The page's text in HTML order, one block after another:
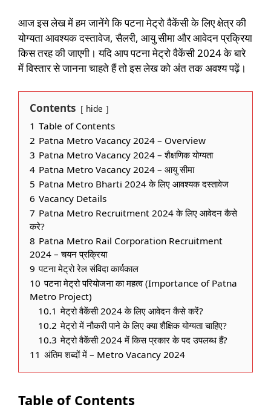
आज इस लेख में हम जानेंगे कि पटना मेट्रो वैकेंसी के लिए क्षेत्र की
योग्यता आवश्यक दस्तावेज, सैलरी, आयु सीमा और आवेदन प्रक्रिया
किस तरह की जाएगी। यदि आप पटना मेट्रो वैकेंसी 2024 के बारे
में विस्तार से जानना चाहते हैं तो इस लेख को अंत तक अवश्य पढ़ें।
Contents hide
1 Table of Contents
2 Patna Metro Vacancy 2024 – Overview
3 Patna Metro Vacancy 2024 – शैक्षणिक योग्यता
4 Patna Metro Vacancy 2024 – आयु सीमा
5 Patna Metro Bharti 2024 के लिए आवश्यक दस्तावेज
6 Vacancy Details
7 Patna Metro Recruitment 2024 के लिए आवेदन कैसे
करे?
8 Patna Metro Rail Corporation Recruitment
2024 – चयन प्रक्रिया
9 पटना मेट्रो रेल संविदा कार्यकाल
10 पटना मेट्रो परियोजना का महत्व (Importance of Patna
Metro Project)
10.1 मेट्रो वैकेंसी 2024 के लिए आवेदन कैसे करें?
10.2 मेट्रो में नौकरी पाने के लिए क्या शैक्षिक योग्यता चाहिए?
10.3 मेट्रो वैकेंसी 2024 में किस प्रकार के पद उपलब्ध हैं?
11 अंतिम शब्दों में – Metro Vacancy 2024
Table of Contents